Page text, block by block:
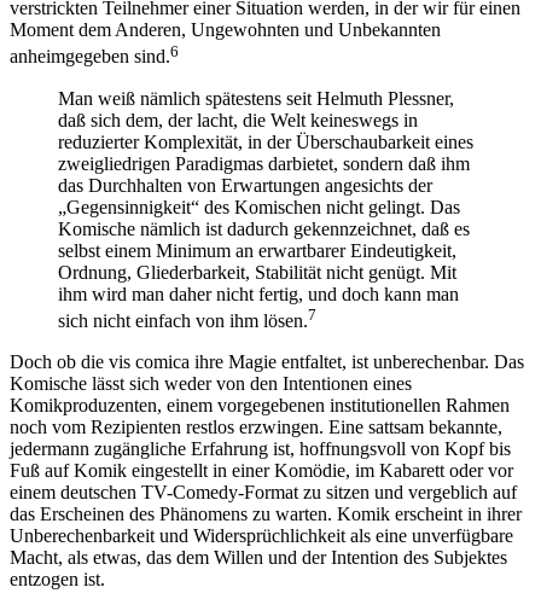
verstrickten Teilnehmer einer Situation werden, in der wir für einen
Moment dem Anderen, Ungewohnten und Unbekannten
anheimgegeben sind.6
Man weiß nämlich spätestens seit Helmuth Plessner,
daß sich dem, der lacht, die Welt keineswegs in
reduzierter Komplexität, in der Überschaubarkeit eines
zweigliedrigen Paradigmas darbietet, sondern daß ihm
das Durchhalten von Erwartungen angesichts der
„Gegensinnigkeit“ des Komischen nicht gelingt. Das
Komische nämlich ist dadurch gekennzeichnet, daß es
selbst einem Minimum an erwartbarer Eindeutigkeit,
Ordnung, Gliederbarkeit, Stabilität nicht genügt. Mit
ihm wird man daher nicht fertig, und doch kann man
sich nicht einfach von ihm lösen.7
Doch ob die vis comica ihre Magie entfaltet, ist unberechenbar. Das
Komische lässt sich weder von den Intentionen eines
Komikproduzenten, einem vorgegebenen institutionellen Rahmen
noch vom Rezipienten restlos erzwingen. Eine sattsam bekannte,
jedermann zugängliche Erfahrung ist, hoffnungsvoll von Kopf bis
Fuß auf Komik eingestellt in einer Komödie, im Kabarett oder vor
einem deutschen TV-Comedy-Format zu sitzen und vergeblich auf
das Erscheinen des Phänomens zu warten. Komik erscheint in ihrer
Unberechenbarkeit und Widersprüchlichkeit als eine unverfügbare
Macht, als etwas, das dem Willen und der Intention des Subjektes
entzogen ist.